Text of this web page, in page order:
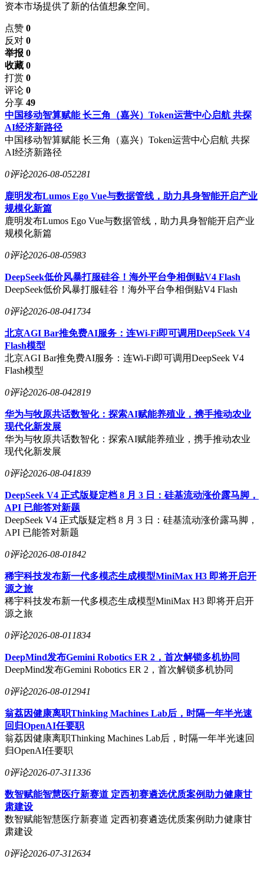
资本市场提供了新的估值想象空间。
点赞 0
反对 0
举报 0
收藏 0
打赏 0
评论 0
分享 49
中国移动智算赋能 长三角（嘉兴）Token运营中心启航 共探
AI经济新路径
中国移动智算赋能 长三角（嘉兴）Token运营中心启航 共探
AI经济新路径
0评论2026-08-052281
鹿明发布Lumos Ego Vue与数据管线，助力具身智能开启产业
规模化新篇
鹿明发布Lumos Ego Vue与数据管线，助力具身智能开启产业
规模化新篇
0评论2026-08-05983
DeepSeek低价风暴打服硅谷！海外平台争相倒贴V4 Flash
DeepSeek低价风暴打服硅谷！海外平台争相倒贴V4 Flash
0评论2026-08-041734
北京AGI Bar推免费AI服务：连Wi-Fi即可调用DeepSeek V4
Flash模型
北京AGI Bar推免费AI服务：连Wi-Fi即可调用DeepSeek V4
Flash模型
0评论2026-08-042819
华为与牧原共话数智化：探索AI赋能养殖业，携手推动农业
现代化新发展
华为与牧原共话数智化：探索AI赋能养殖业，携手推动农业
现代化新发展
0评论2026-08-041839
DeepSeek V4 正式版疑定档 8 月 3 日：硅基流动涨价露马脚，
API 已能答对新题
DeepSeek V4 正式版疑定档 8 月 3 日：硅基流动涨价露马脚，
API 已能答对新题
0评论2026-08-01842
稀宇科技发布新一代多模态生成模型MiniMax H3 即将开启开
源之旅
稀宇科技发布新一代多模态生成模型MiniMax H3 即将开启开
源之旅
0评论2026-08-01 1834
DeepMind发布Gemini Robotics ER 2，首次解锁多机协同
DeepMind发布Gemini Robotics ER 2，首次解锁多机协同
0评论2026-08-012941
翁荔因健康离职Thinking Machines Lab后，时隔一年半光速
回归OpenAI任要职
翁荔因健康离职Thinking Machines Lab后，时隔一年半光速回
归OpenAI任要职
0评论2026-07-31 1336
数智赋能智慧医疗新赛道 定西初赛遴选优质案例助力健康甘
肃建设
数智赋能智慧医疗新赛道 定西初赛遴选优质案例助力健康甘
肃建设
0评论2026-07-312634